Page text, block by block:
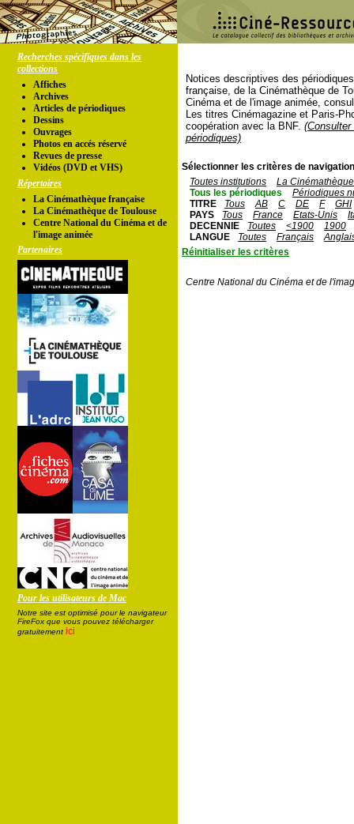
Recherches spécifiques dans les
collections
Affiches
Archives
Articles de périodiques
Dessins
Ouvrages
Photos en accés réservé
Revues de presse
Vidéos (DVD et VHS)
Répertoires
La Cinémathèque française
La Cinémathèque de Toulouse
Centre National du Cinéma et de
l'image animée
Partenaires
Pour les utilisateurs de Mac
Notre site est optimisé pour le navigateur
FireFox que vous pouvez télécharger
gratuitement ici
Notices descriptives des
française, de la Cinémathèque de
Cinéma et de l'image animée,
Les titres Cinémagazine et Paris-
coopération avec la BNF.
périodiques)
Sélectionner les critères de
Toutes institutions
La
Tous les périodiques
Périodiques
TITRE
Tous AB C DE F
GHI
PAYS
Tous France Etats-Unis
DECENNIE
Toutes <1900
1900
LANGUE
Toutes Français
Réinitialiser les critères
Centre National du Cinéma et de